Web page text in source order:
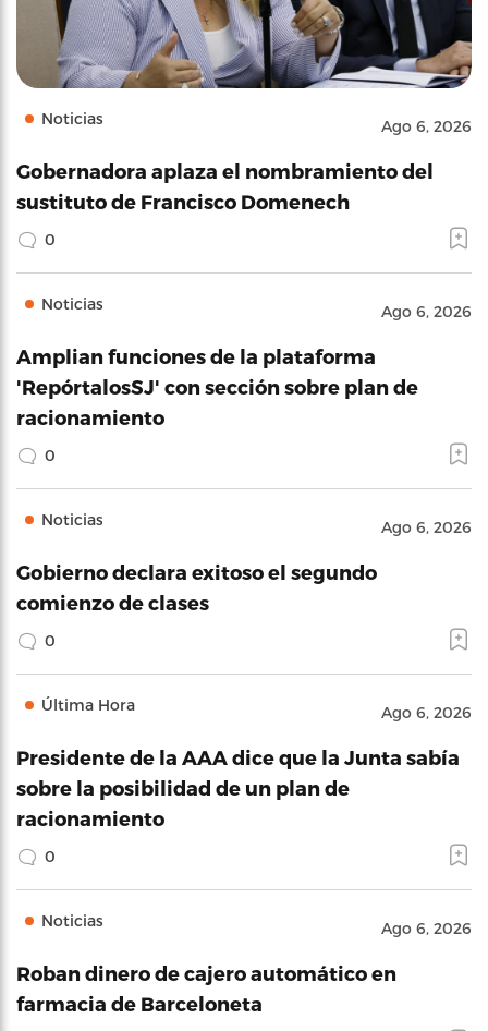
Noticias Ago 6, 2026
Gobernadora aplaza el nombramiento del
sustituto de Francisco Domenech
0
Noticias Ago 6, 2026
Amplian funciones de la plataforma
'RepórtalosSJ' con sección sobre plan de
racionamiento
0
Noticias Ago 6, 2026
Gobierno declara exitoso el segundo
comienzo de clases
0
Última Hora Ago 6, 2026
Presidente de la AAA dice que la Junta sabía
sobre la posibilidad de un plan de
racionamiento
0
Noticias Ago 6, 2026
Roban dinero de cajero automático en
farmacia de Barceloneta